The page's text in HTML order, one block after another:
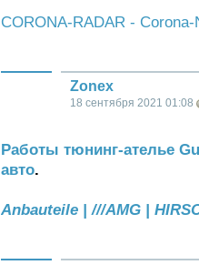
CORONA-RADAR -
Zonex
18 сентября 2021 01:08
Работы тюнинг-ателье
авто.
Anbauteile | ///AMG |